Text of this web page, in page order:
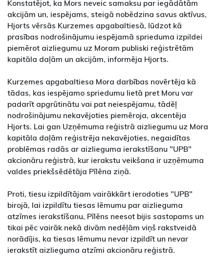
Konstatējot, ka Mors neveic samaksu par iegādātām
akcijām un, iespējams, steigā nobēdzina savus aktīvus,
Hjorts vērsās Kurzemes apgabaltiesā, lūdzot kā
prasības nodrošinājumu iespējamā sprieduma izpildei
piemērot aizliegumu uz Moram publiski reģistrētām
kapitāla daļām un akcijām, informēja Hjorts.
Kurzemes apgabaltiesa Mora darbības novērtēja kā
tādas, kas iespējamo spriedumu lietā pret Moru var
padarīt apgrūtinātu vai pat neiespējamu, tādēļ
nodrošinājumu nekavējoties piemēroja, akcentēja
Hjorts. Lai gan Uzņēmuma reģistrā aizliegumu uz Mora
kapitāla daļām reģistrēja nekavējoties, negaidītas
problēmas radās ar aizlieguma ierakstīšanu "UPB"
akcionāru reģistrā, kur ierakstu veikšana ir uzņēmuma
valdes priekšsēdētāja Pīlēna ziņā.
Proti, tiesu izpildītājam vairākkārt ierodoties "UPB"
birojā, lai izpildītu tiesas lēmumu par aizlieguma
atzīmes ierakstīšanu, Pīlēns neesot bijis sastopams un
tikai pēc vairāk nekā divām nedēļām viņš rakstveidā
norādījis, ka tiesas lēmumu nevar izpildīt un nevar
ierakstīt aizlieguma atzīmi akcionāru reģistrā.